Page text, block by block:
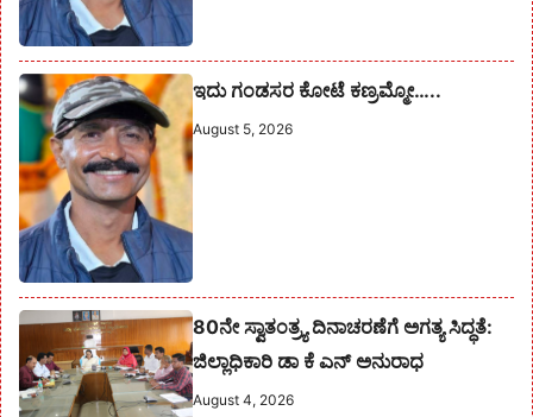
ಇದು ಗಂಡಸರ ಕೋಟೆ ಕಣ್ರಮ್ಮೋ…..
August 5, 2026
80ನೇ ಸ್ವಾತಂತ್ರ್ಯ ದಿನಾಚರಣೆಗೆ ಅಗತ್ಯ ಸಿದ್ಧತೆ:
ಜಿಲ್ಲಾಧಿಕಾರಿ ಡಾ ಕೆ ಎನ್ ಅನುರಾಧ
August 4, 2026